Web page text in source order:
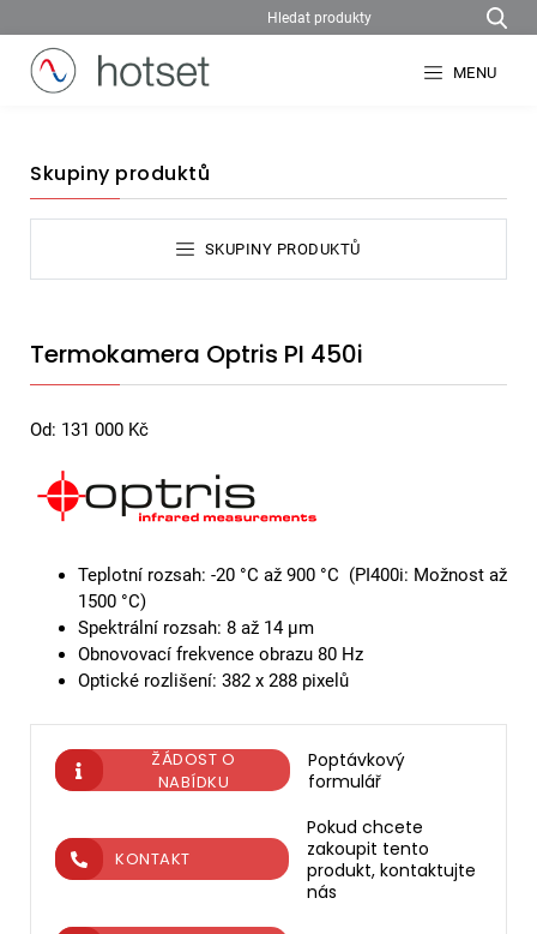
MENU
Skupiny produktů
SKUPINY PRODUKTŮ
Termokamera Optris PI 450i
Od: 131 000 Kč
Teplotní rozsah: -20 °C až 900 °C (PI400i: Možnost až
1500 °C)
Spektrální rozsah: 8 až 14 µm
Obnovovací frekvence obrazu 80 Hz
Optické rozlišení: 382 x 288 pixelů
Poptávkový
formulář
ŽÁDOST O
NABÍDKU
Pokud chcete
zakoupit tento
produkt, kontaktujte
nás
KONTAKT